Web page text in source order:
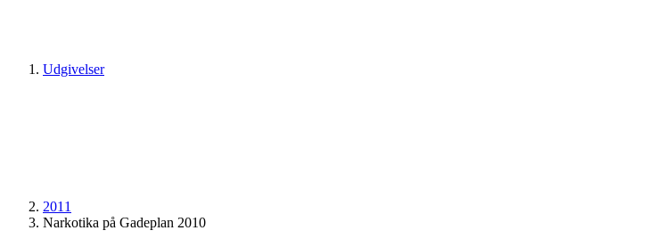
Udgivelser
2011
Narkotika på Gadeplan 2010